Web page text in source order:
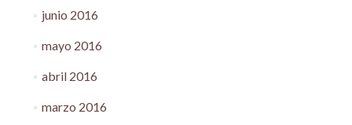
junio 2016
mayo 2016
abril 2016
marzo 2016